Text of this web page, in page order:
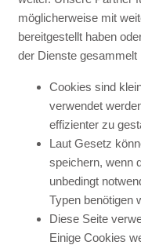
möglicherweise mit
bereitgestellt haben
der Dienste gesammelt
Cookies sind
verwendet
effizienter zu
Laut Gesetz
speichern, wenn
unbedingt
Typen benötigen
Diese Seite
Einige Cookies